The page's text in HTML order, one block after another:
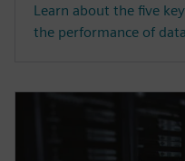
Learn about the five
the performance of